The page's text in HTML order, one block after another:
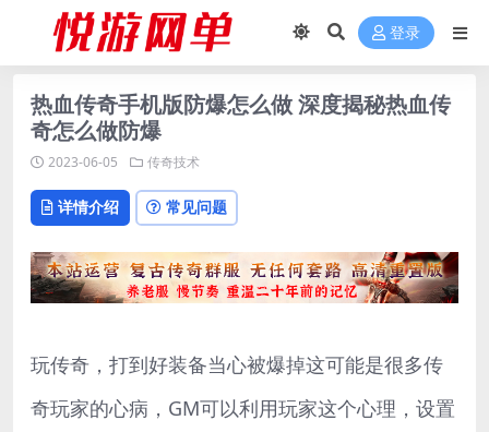
登录
热血传奇手机版防爆怎么做 深度揭秘热血传
奇怎么做防爆
2023-06-05 传奇技术
详情介绍 常见问题
玩传奇，打到好装备当心被爆掉这可能是很多传
奇玩家的心病，GM可以利用玩家这个心理，设置